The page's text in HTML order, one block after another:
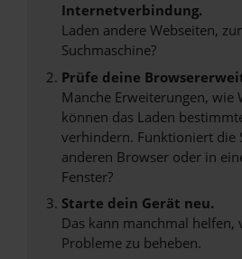
Internetverbindung.
Laden andere Webseiten,
Suchmaschine?
Prüfe deine
Manche Erweiterungen, wie
können das Laden
verhindern. Funktioniert die
anderen Browser oder in
Fenster?
Starte dein Gerät neu.
Das kann manchmal helfen,
Probleme zu beheben.